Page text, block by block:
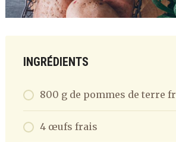
INGRÉDIENTS
800 g de pommes de terre
4 œufs frais